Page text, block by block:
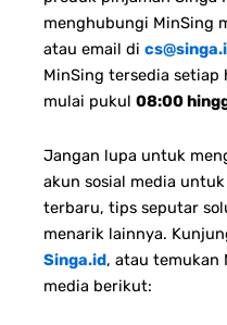
menghubungi MinSing
atau email di
MinSing tersedia setiap
mulai pukul 08:00
Jangan lupa untuk
akun sosial media
terbaru, tips seputar
menarik lainnya.
Singa.id, atau temukan
media berikut: